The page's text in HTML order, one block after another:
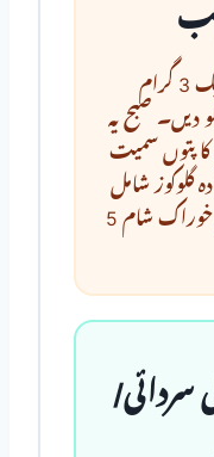
ملٹھی، سونف اور دارچینی ہر ایک 3 گرام
دیں۔ صبح یہ
کا پتوں سمیت
25 گرام سادہ گلوکوز شامل
کر کے نہار منہ پیئں۔ ایسی ہی خوراک شام 5
کی سردائی/